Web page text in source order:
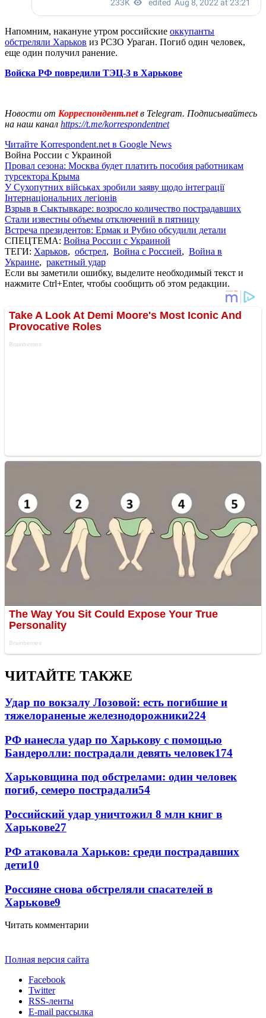
Напомним, накануне утром российские оккупанты
обстреляли Харьков из РСЗО Ураган. Погиб один человек,
еще один получил ранение.
Войска РФ повредили ТЭЦ-3 в Харькове
Новости от Корреспондент.netв Telegram. Подписывайтесь
на наш канал https://t.me/korrespondentnet
Читайте Korrespondent.net в Google News
Война России с Украиной
Провал сезона: Москва будет платить пособия работникам
турсектора Крыма
У Сухопутних військах зробили заяву щодо інтеграції
Інтернаціональних легіонів
Взрыв в Сыктывкаре: возросло количество пострадавших
Стали известны объемы отключений в пятницу
Встреча президентов: Ермак и Рубио обсудили детали
СПЕЦТЕМА: Война России с Украиной
ТЕГИ: Харьков, обстрел, Война с Россией, Война в
Украине, ракетный удар
Если вы заметили ошибку, выделите необходимый текст и
нажмите Ctrl+Enter, чтобы сообщить об этом редакции.
ЧИТАЙТЕ ТАКЖЕ
Удар по вокзалу Лозовой: есть погибшие и
тяжелораненые железнодорожники224
РФ нанесла удар по Харькову с помощью
Бандеролли: пострадали девять человек174
Харьковщина под обстрелами: один человек
погиб, семеро пострадали54
Российский удар уничтожил 8 млн книг в
Харькове27
РФ атаковала Харьков: среди пострадавших
дети10
Россияне снова обстреляли спасателей в
Харькове9
Читать комментарии
Полная версия сайта
Facebook
Twitter
RSS-ленты
E-mail рассылка